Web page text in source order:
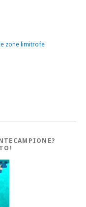
zone limitrofe